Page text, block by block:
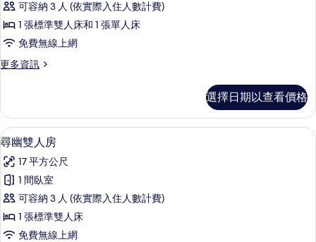
人
房
所
相
片
可容納 3 人 (依實際入住人數計費)
1 張標準雙人床和 1 張單人床
免費無線上網
更多資訊
更
房
的
詳
選擇日期以查看價格
顯
示
尋
幽
雙
人
尋幽雙人房 | 遮光布/窗簾、熨斗/熨衣
3
尋幽雙人房
17 平方公尺
1 間臥室
可容納 3 人 (依實際入住人數計費)
1 張標準雙人床
免費無線上網